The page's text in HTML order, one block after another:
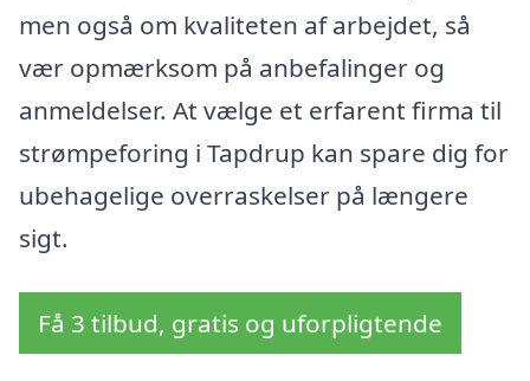
men også om kvaliteten af arbejdet, så
vær opmærksom på anbefalinger og
anmeldelser. At vælge et erfarent firma til
strømpeforing i Tapdrup kan spare dig for
ubehagelige overraskelser på længere
sigt.
Få 3 tilbud, gratis og uforpligtende